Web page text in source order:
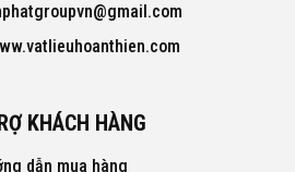
KHÁCH HÀNG
dẫn mua hàng